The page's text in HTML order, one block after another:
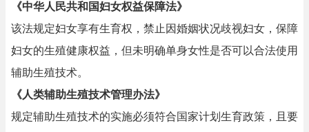
《中华人民共和国妇女权益保障法》
该法规定妇女享有生育权，禁止因婚姻状况歧视妇女，保障
妇女的生殖健康权益，但未明确单身女性是否可以合法使用
辅助生殖技术。
《人类辅助生殖技术管理办法》
规定辅助生殖技术的实施必须符合国家计划生育政策，且要